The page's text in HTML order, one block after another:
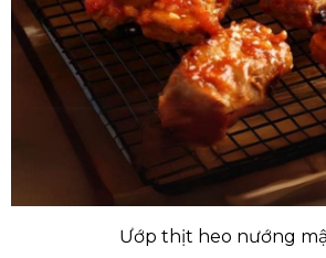
Ướp thịt heo nướng